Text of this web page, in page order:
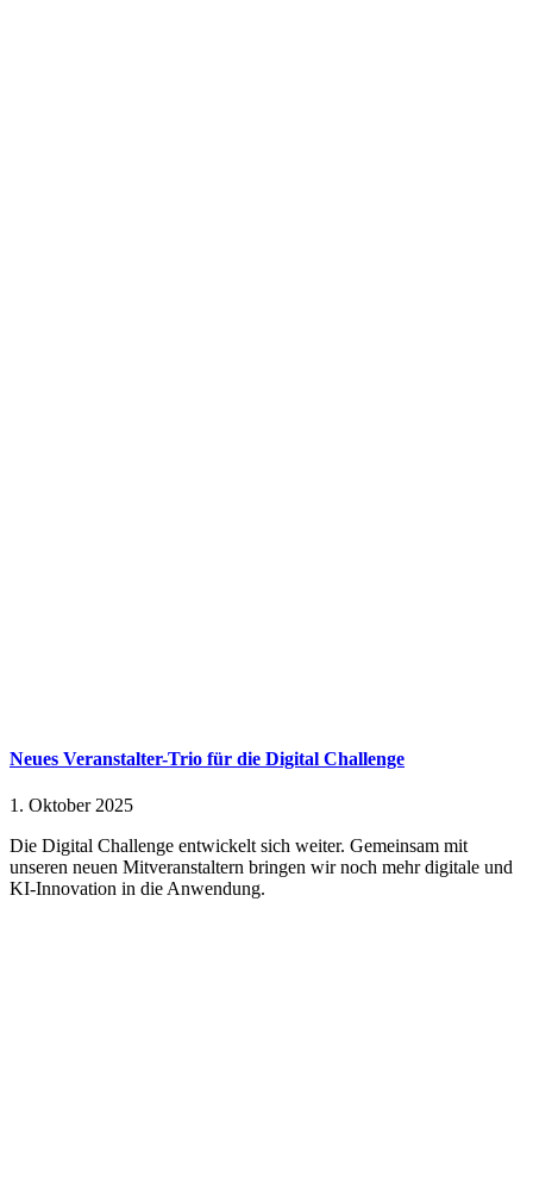
Neues Veranstalter-Trio für die Digital Challenge
1. Oktober 2025
Die Digital Challenge entwickelt sich weiter. Gemeinsam mit
unseren neuen Mitveranstaltern bringen wir noch mehr digitale und
KI-Innovation in die Anwendung.